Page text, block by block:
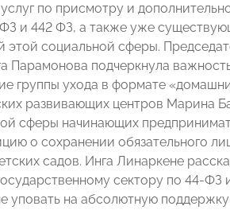
по присмотру и
и 442 ФЗ, а также уже
этой социальной сферы.
подчеркнула
группы ухода в формате
развивающих центров Марина
сферы начинающих
о сохранении обязательного
садов. Инга Линаркене
сектору по 44-
уповать на абсолютную